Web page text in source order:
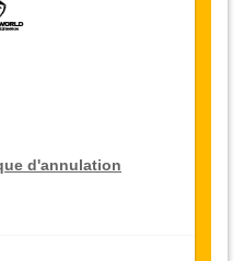
d'annulation